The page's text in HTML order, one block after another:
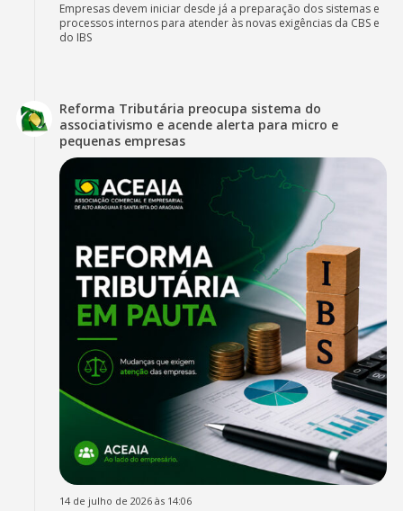
Empresas devem iniciar desde já a preparação dos sistemas e
processos internos para atender às novas exigências da CBS e
do IBS
Reforma Tributária preocupa sistema do
associativismo e acende alerta para micro e
pequenas empresas
14 de julho de 2026 às 14:06